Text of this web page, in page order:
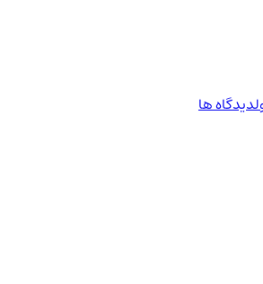
دیدگاه ها